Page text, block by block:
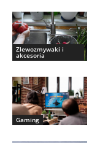
Zlewozmywaki i
akcesoria
Gaming